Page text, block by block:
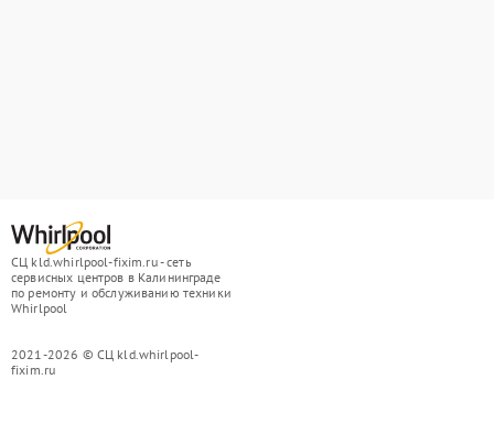
СЦ kld.whirlpool-fixim.ru - сеть
сервисных центров в Калининграде
по ремонту и обслуживанию техники
Whirlpool
2021-2026 © СЦ kld.whirlpool-
fixim.ru